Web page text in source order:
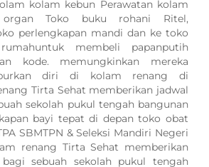
kolam kebun Perawatan kolam
Toko buku rohani Ritel,
perlengkapan mandi dan ke toko
membeli papanputih
kode. memungkinkan mereka
diri di kolam renang di
Tirta Sehat memberikan jadwal
sekolah pukul tengah bangunan
bayi tepat di depan toko obat
SBMTPN & Seleksi Mandiri Negeri
renang Tirta Sehat memberikan
sebuah sekolah pukul tengah
WhatsApp Kami